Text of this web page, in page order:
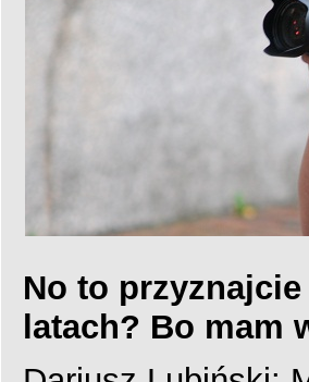
No to
latach? Bo mam